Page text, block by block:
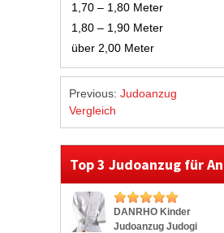
1,70 – 1,80 Meter
1,80 – 1,90 Meter
über 2,00 Meter
Previous: Judoanzug
Vergleich
Top 3 Judoanzug für
DANRHO Kinder
Judoanzug Judogi